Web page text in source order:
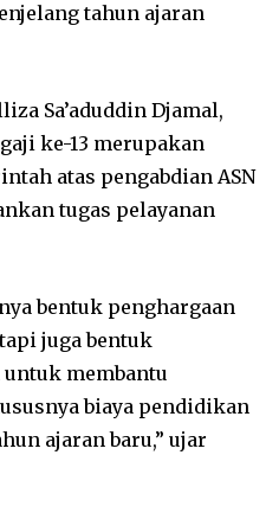
tahun ajaran
Sa’aduddin Djamal,
ke-13 merupakan
atas pengabdian ASN
tugas pelayanan
bentuk penghargaan
juga bentuk
membantu
biaya pendidikan
ajaran baru,” ujar